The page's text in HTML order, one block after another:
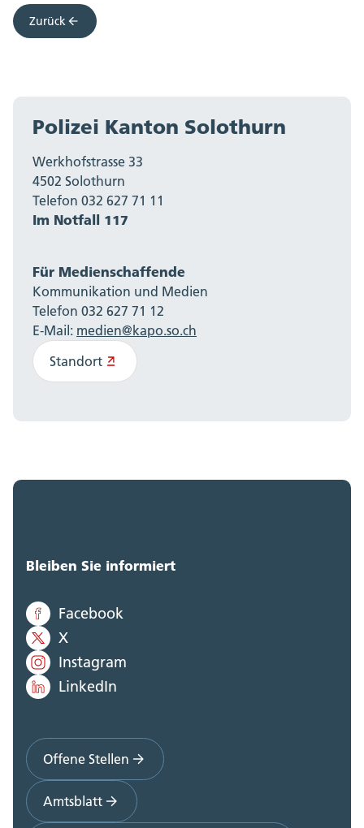
Zurück
Polizei Kanton Solothurn
Werkhofstrasse 33
4502 Solothurn
Telefon 032 627 71 11
Im Notfall 117
Für Medienschaffende
Kommunikation und Medien
Telefon 032 627 71 12
E-Mail: medien@kapo.so.ch
Standort
Bleiben Sie informiert
Facebook
X
Instagram
LinkedIn
Offene Stellen
Amtsblatt